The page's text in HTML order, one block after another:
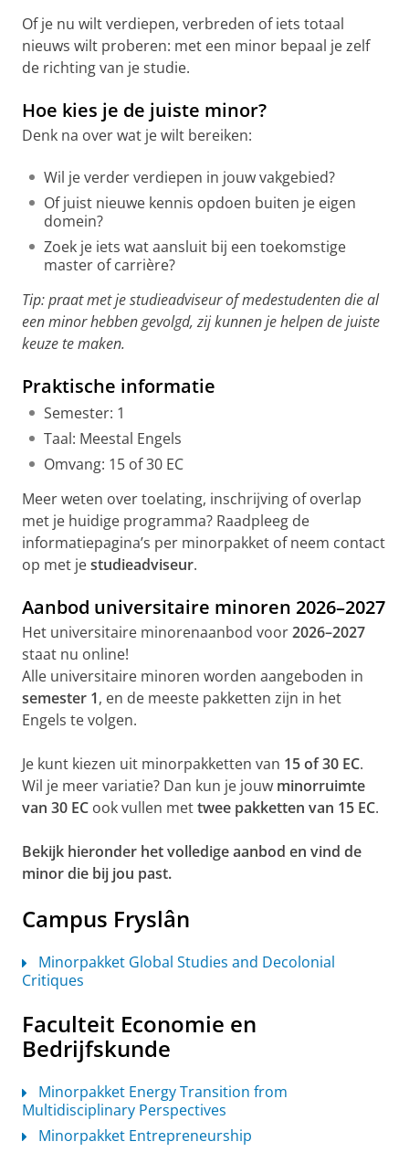
Of je nu wilt verdiepen, verbreden of iets totaal
nieuws wilt proberen: met een minor bepaal je zelf
de richting van je studie.
Hoe kies je de juiste minor?
Denk na over wat je wilt bereiken:
Wil je verder verdiepen in jouw vakgebied?
Of juist nieuwe kennis opdoen buiten je eigen
domein?
Zoek je iets wat aansluit bij een toekomstige
master of carrière?
Tip: praat met je studieadviseur of medestudenten die al
een minor hebben gevolgd, zij kunnen je helpen de juiste
keuze te maken.
Praktische informatie
Semester: 1
Taal: Meestal Engels
Omvang: 15 of 30 EC
Meer weten over toelating, inschrijving of overlap
met je huidige programma? Raadpleeg de
informatiepagina’s per minorpakket of neem contact
op met jestudieadviseur.
Aanbod universitaire minoren 2026–2027
Het universitaire minorenaanbod voor2026–2027
staat nu online!
Alle universitaire minoren worden aangeboden in
semester 1, en de meeste pakketten zijn in het
Engels te volgen.
Je kunt kiezen uit minorpakketten van 15 of 30 EC.
Wil je meer variatie? Dan kun je jouw minorruimte
van 30 EC ook vullen mettwee pakketten van 15 EC.
Bekijk hieronder het volledige aanbod en vind de
minor die bij jou past.
Campus Fryslân
Minorpakket Global Studies and Decolonial
Critiques
Faculteit Economie en
Bedrijfskunde
Minorpakket Energy Transition from
Multidisciplinary Perspectives
Minorpakket Entrepreneurship